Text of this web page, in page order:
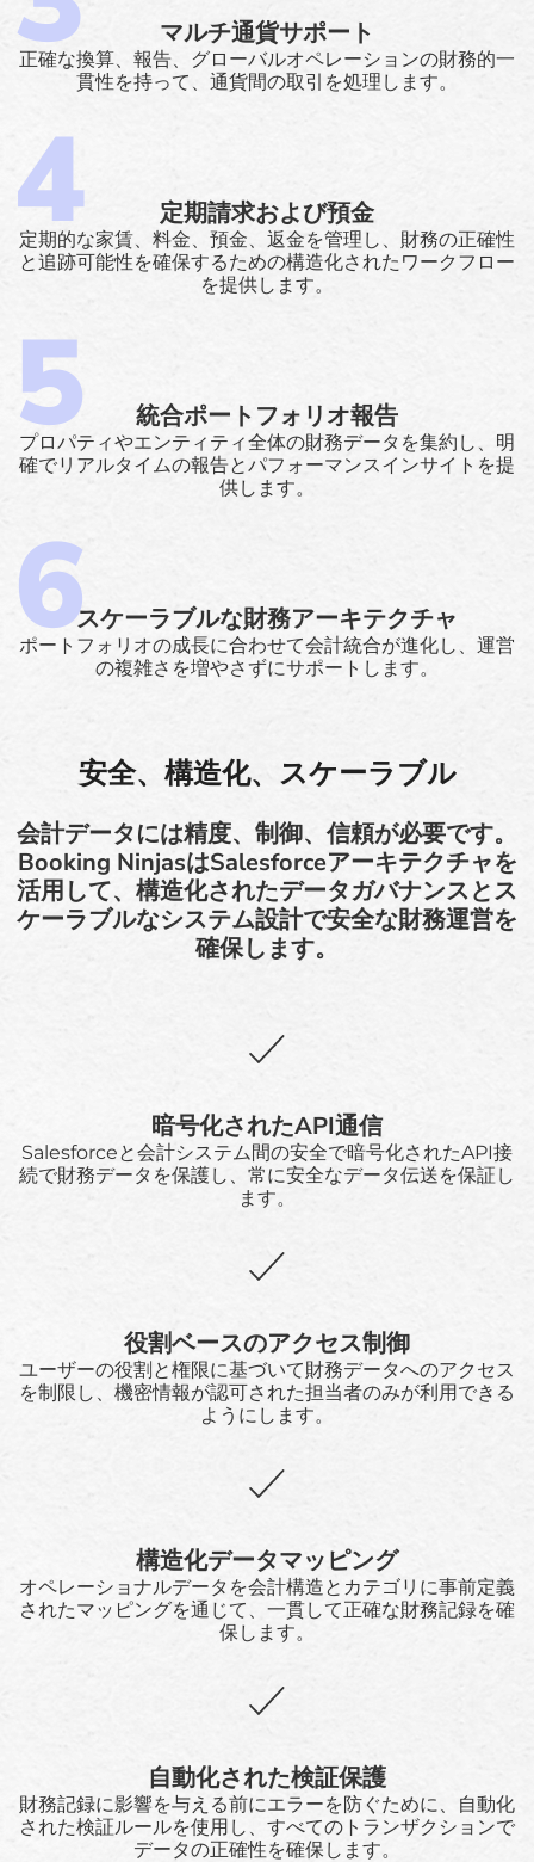
マルチ通貨サポート
正確な換算、報告、グローバルオペレーションの財務的一
貫性を持って、通貨間の取引を処理します。
定期請求および預金
定期的な家賃、料金、預金、返金を管理し、財務の正確性
と追跡可能性を確保するための構造化されたワークフロー
を提供します。
統合ポートフォリオ報告
プロパティやエンティティ全体の財務データを集約し、明
確でリアルタイムの報告とパフォーマンスインサイトを提
供します。
スケーラブルな財務アーキテクチャ
ポートフォリオの成長に合わせて会計統合が進化し、運営
の複雑さを増やさずにサポートします。
安全、構造化、スケーラブル
会計データには精度、制御、信頼が必要です。
Booking NinjasはSalesforceアーキテクチャを
活用して、構造化されたデータガバナンスとス
ケーラブルなシステム設計で安全な財務運営を
確保します。
暗号化されたAPI通信
Salesforceと会計システム間の安全で暗号化されたAPI接
続で財務データを保護し、常に安全なデータ伝送を保証し
ます。
役割ベースのアクセス制御
ユーザーの役割と権限に基づいて財務データへのアクセス
を制限し、機密情報が認可された担当者のみが利用できる
ようにします。
構造化データマッピング
オペレーショナルデータを会計構造とカテゴリに事前定義
されたマッピングを通じて、一貫して正確な財務記録を確
保します。
自動化された検証保護
財務記録に影響を与える前にエラーを防ぐために、自動化
された検証ルールを使用し、すべてのトランザクションで
データの正確性を確保します。